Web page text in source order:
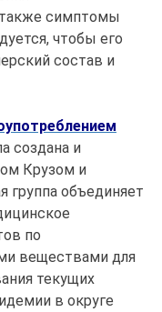
симптомы
чтобы его
состав и
создана и
Крузом и
объединяет
по
веществами для
текущих
в округе